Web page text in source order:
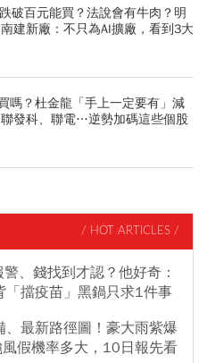
破百元能買？法說會有牛肉？明
建新廠：不只為AI擴廠，看到3大
嗎？杜金龍「手上一定要有」減
發科、聯電…逆勢加碼這些個股
/ HOT ARTICLES /
、錢找到才認？他好奇：
擋疫苗」黑鍋只求1件事
最新路徑圖！豪大雨紫爆
假機率多大，10日報先看